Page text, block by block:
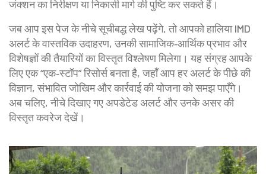
जंक्शन का निरीक्षण या निकासी मार्ग की पुष्टि कर सकते हैं।
जब आप इस पेज के नीचे सूचीबद्ध लेख पढ़ेंगे, तो आपको हालिया IMD
अलर्ट के वास्तविक उदाहरण, उनकी सामाजिक‑आर्थिक प्रभाव और
विशेषज्ञों की तैयारियों का विस्तृत विश्लेषण मिलेगा। यह संग्रह आपके
लिए एक “एक‑स्टॉप” रिसोर्स बनता है, जहाँ आप हर अलर्ट के पीछे की
विज्ञान, संभावित जोखिम और कार्रवाई की योजना को समझ पाएँगे।
अब चलिए, नीचे दिखाए गए अपडेटेड अलर्ट और उनके असर की
विस्तृत कवरेज देखें।